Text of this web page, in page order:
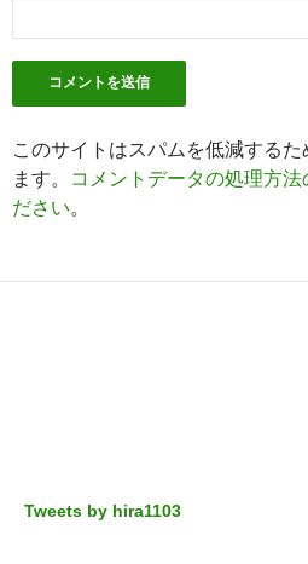
このサイトはスパムを低減する
ます。
コメントデータの処理方法
ださい。
Tweets by hira1103